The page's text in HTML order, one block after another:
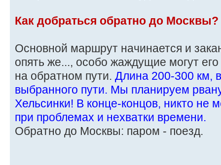
Как добраться обратно до Москвы?
Основной маршрут начинается и
опять же..., особо жаждущие могут
на обратном пути. Длина 200-300 км,
выбранного пути. Мы планируем
Хельсинки! В конце-концов, никто не
при проблемах и нехватки времени.
Обратно до Москвы: паром - поезд.